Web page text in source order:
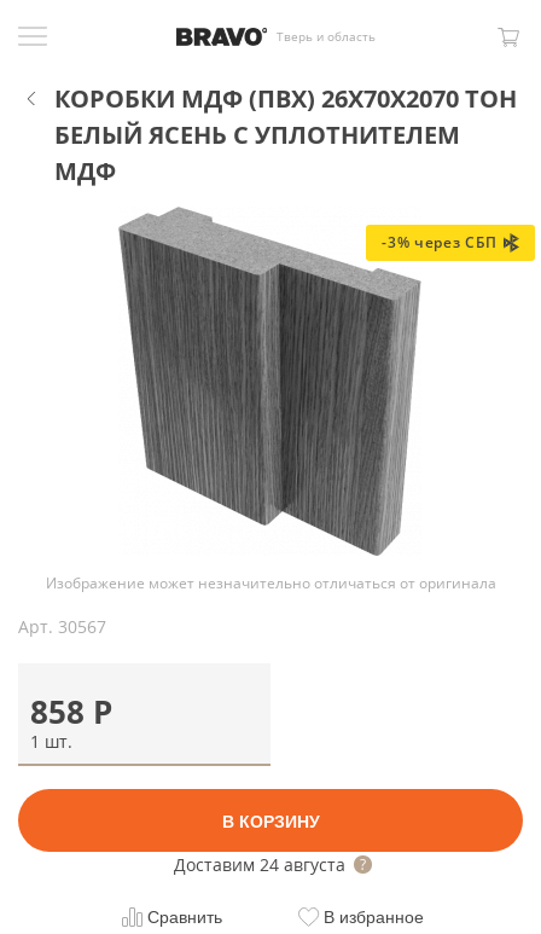
Тверь и область
КОРОБКИ МДФ (ПВХ) 26X70X2070 ТОН
БЕЛЫЙ ЯСЕНЬ С УПЛОТНИТЕЛЕМ
МДФ
-3% через СБП
Изображение может незначительно отличаться от оригинала
Арт. 30567
858 Р
1 шт.
В КОРЗИНУ
Доставим 24 августа
Сравнить В избранное